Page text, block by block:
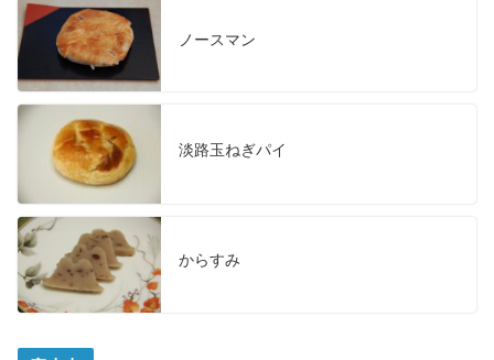
ノースマン
淡路玉ねぎパイ
からすみ